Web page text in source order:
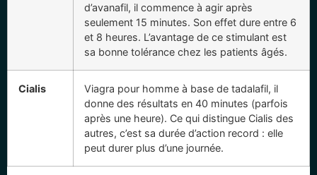
d’avanafil, il commence à agir après
seulement 15 minutes. Son effet dure entre 6
et 8 heures. L’avantage de ce stimulant est
sa bonne tolérance chez les patients âgés.
Cialis
Viagra pour homme à base de tadalafil, il
donne des résultats en 40 minutes (parfois
après une heure). Ce qui distingue Cialis des
autres, c’est sa durée d’action record : elle
peut durer plus d’une journée.